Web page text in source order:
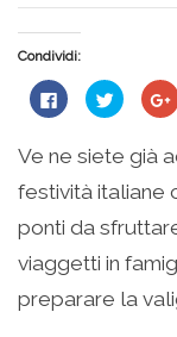
Condividi:
Fai
clic
su
Facebook
(Si
apre
una
nuova
finestra)
Fai
clic
su
Twitter
(Si
in
una
nuova
finestra)
Ve ne siete già
festività italiane
ponti da
viaggetti in
preparare la